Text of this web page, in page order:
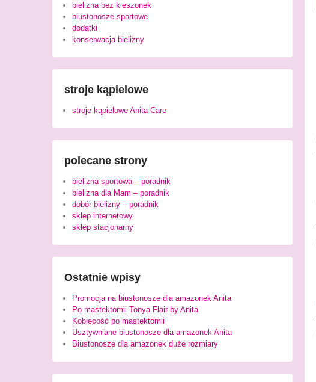
bielizna bez kieszonek
biustonosze sportowe
dodatki
konserwacja bielizny
stroje kąpielowe
stroje kąpielowe Anita Care
polecane strony
bielizna sportowa – poradnik
bielizna dla Mam – poradnik
dobór bielizny – poradnik
sklep internetowy
sklep stacjonarny
Ostatnie wpisy
Promocja na biustonosze dla amazonek Anita
Po mastektomii Tonya Flair by Anita
Kobiecość po mastektomii
Usztywniane biustonosze dla amazonek Anita
Biustonosze dla amazonek duże rozmiary